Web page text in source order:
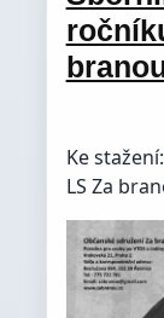
Ke stažení:
LS Za